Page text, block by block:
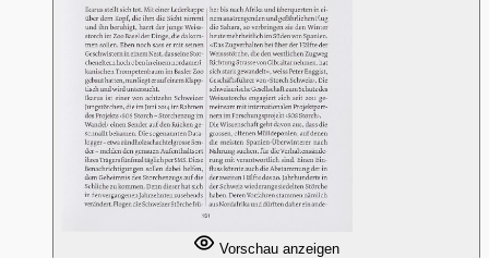
Vorschau anzeigen